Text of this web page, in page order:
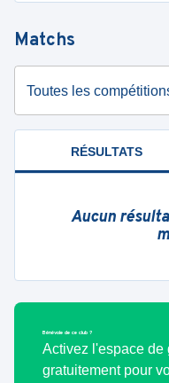
Matchs
Toutes les
RÉSULTATS
Aucun
Bénévole de ce club ?
Activez l'espace de
gratuitement pour